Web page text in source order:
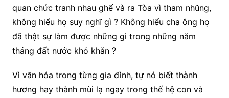
quan chức tranh nhau ghế và ra Tòa vì tham nhũng,
không hiểu họ suy nghĩ gì ? Không hiểu cha ông họ
đã thật sự làm được những gì trong những năm
tháng đất nước khó khăn ?
Vì văn hóa trong từng gia đình, tự nó biết thành
hương hay thành mùi lạ ngay trong thế hệ con và